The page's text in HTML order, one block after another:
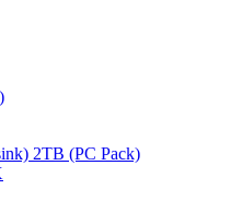
2TB (PC Pack)